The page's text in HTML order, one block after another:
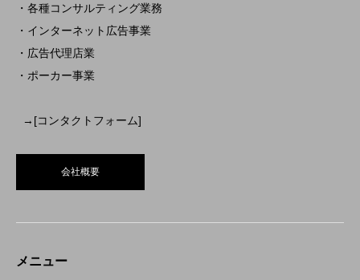
・各種コンサルティング業務
・インターネット広告事業
・広告代理店業
・ポーカー事業
→[コンタクトフォーム]
会社概要
メニュー